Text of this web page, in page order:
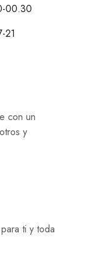
00.30
21
con un
y
ti y toda